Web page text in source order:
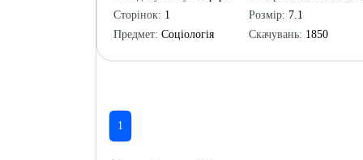
Сторінок: 1
Предмет: Соціологія
Розмір: 7.1
Скачувань: 1850
1